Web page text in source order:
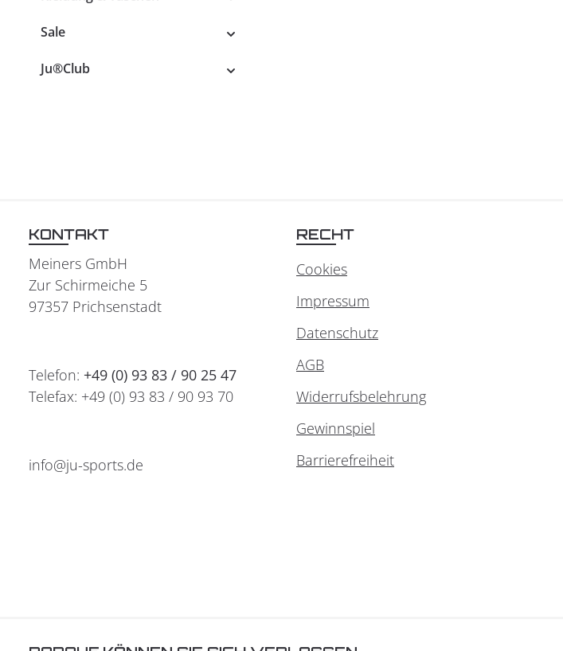
Sale
Ju®Club
KONTAKT
Meiners GmbH
Zur Schirmeiche 5
97357 Prichsenstadt
Telefon: +49 (0) 93 83 / 90 25 47
Telefax: +49 (0) 93 83 / 90 93 70
info@ju-sports.de
RECHT
Cookies
Impressum
Datenschutz
AGB
Widerrufsbelehrung
Gewinnspiel
Barrierefreiheit